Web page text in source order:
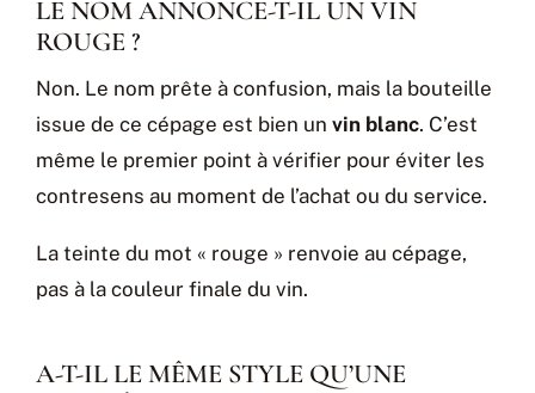
LE NOM ANNONCE-T-IL UN VIN
ROUGE ?
Non. Le nom prête à confusion, mais la bouteille
issue de ce cépage est bien un vin blanc. C’est
même le premier point à vérifier pour éviter les
contresens au moment de l’achat ou du service.
La teinte du mot « rouge » renvoie au cépage,
pas à la couleur finale du vin.
A-T-IL LE MÊME STYLE QU’UNE